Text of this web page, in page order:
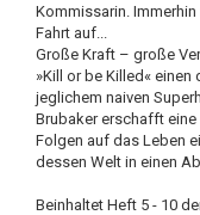
Kommissarin.
Fahrt auf...
Große Kraft – große
»Kill or be Killed«
jeglichem naiven
Brubaker erschafft
Folgen auf das Leben
dessen Welt in einen
Beinhaltet Heft 5 - 10